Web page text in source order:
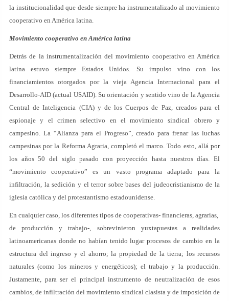
la institucionalidad que desde siempre ha instrumentalizado al movimiento
cooperativo en América latina.
Movimiento cooperativo en América latina
Detrás de la instrumentalización del movimiento cooperativo en América
latina estuvo siempre Estados Unidos. Su impulso vino con los
financiamientos otorgados por la vieja Agencia Internacional para el
Desarrollo-AID (actual USAID). Su orientación y sentido vino de la Agencia
Central de Inteligencia (CIA) y de los Cuerpos de Paz, creados para el
espionaje y el crimen selectivo en el movimiento sindical obrero y
campesino. La “Alianza para el Progreso”, creado para frenar las luchas
campesinas por la Reforma Agraria, completó el marco. Todo esto, allá por
los años 50 del siglo pasado con proyección hasta nuestros días. El
“movimiento cooperativo” es un vasto programa adaptado para la
infiltración, la sedición y el terror sobre bases del judeocristianismo de la
iglesia católica y del protestantismo estadounidense.
En cualquier caso, los diferentes tipos de cooperativas- financieras, agrarias,
de producción y trabajo-, sobrevinieron yuxtapuestas a realidades
latinoamericanas donde no habían tenido lugar procesos de cambio en la
estructura del ingreso y el ahorro; la propiedad de la tierra; los recursos
naturales (como los mineros y energéticos); el trabajo y la producción.
Justamente, para ser el principal instrumento de neutralización de esos
cambios, de infiltración del movimiento sindical clasista y de imposición de